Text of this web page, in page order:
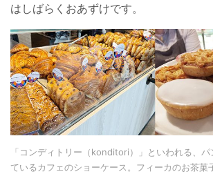
はしばらくおあずけです。
「コンディトリー（konditori）」といわれる、
ているカフェのショーケース。フィーカのお茶菓